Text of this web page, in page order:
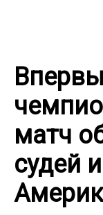
матч
судей